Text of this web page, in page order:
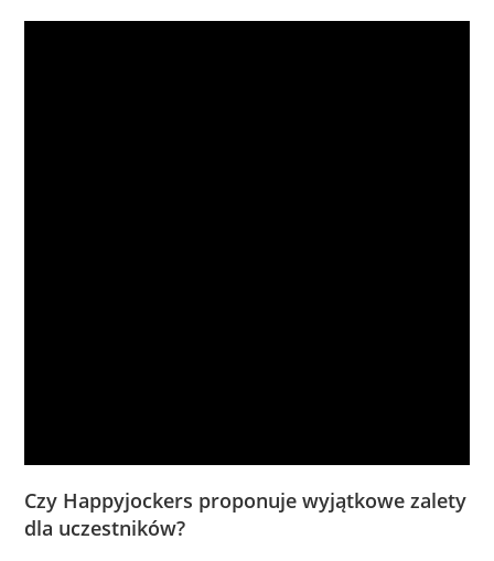
Czy Happyjockers proponuje wyjątkowe zalety
dla uczestników?